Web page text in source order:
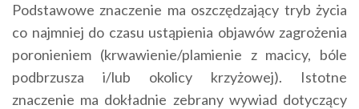
Podstawowe znaczenie ma oszczędzający tryb życia
co najmniej do czasu ustąpienia objawów zagrożenia
poronieniem (krwawienie/plamienie z macicy, bóle
podbrzusza i/lub okolicy krzyżowej). Istotne
znaczenie ma dokładnie zebrany wywiad dotyczący